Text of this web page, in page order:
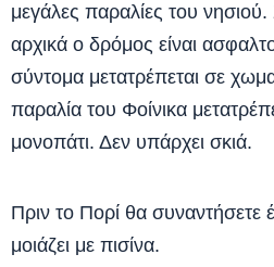
μεγάλες παραλίες του
αρχικά ο δρόμος είναι
σύντομα μετατρέπεται σε
παραλία του Φοίνικα
μονοπάτι. Δεν υπάρχει σκιά.
Πριν το Πορί θα συναντήσετε
μοιάζει με πισίνα.